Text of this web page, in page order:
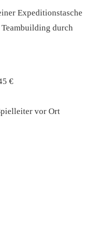
Expeditionstasche
durch
€
vor Ort